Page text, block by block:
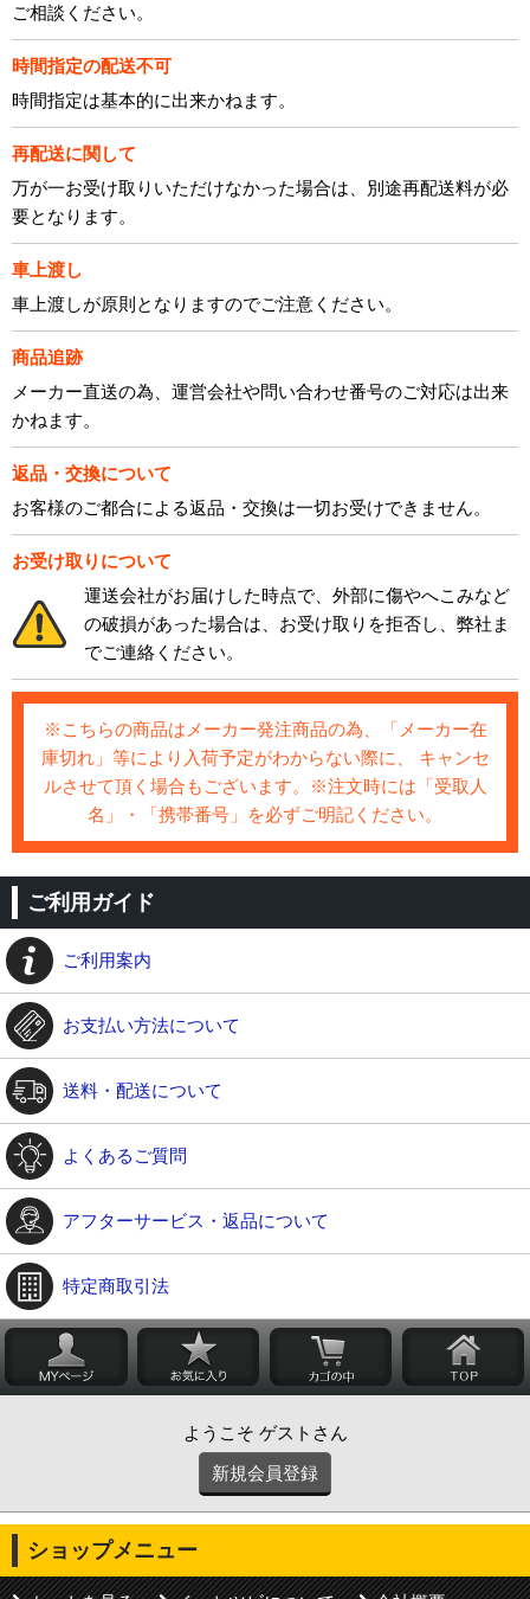
ご相談ください。
時間指定の配送不可
時間指定は基本的に出来かねます。
再配送に関して
万が一お受け取りいただけなかった場合は、別途再配送料が必
要となります。
車上渡し
車上渡しが原則となりますのでご注意ください。
商品追跡
メーカー直送の為、運営会社や問い合わせ番号のご対応は出来
かねます。
返品・交換について
お客様のご都合による返品・交換は一切お受けできません。
お受け取りについて
運送会社がお届けした時点で、外部に傷やへこみなど
の破損があった場合は、お受け取りを拒否し、弊社ま
でご連絡ください。
※こちらの商品はメーカー発注商品の為、「メーカー在
庫切れ」等により入荷予定がわからない際に、 キャンセ
ルさせて頂く場合もございます。※注文時には「受取人
名」・「携帯番号」を必ずご明記ください。
ご利用ガイド
ご利用案内
お支払い方法について
送料・配送について
よくあるご質問
アフターサービス・返品について
特定商取引法
ようこそ ゲストさん
新規会員登録
ショップメニュー